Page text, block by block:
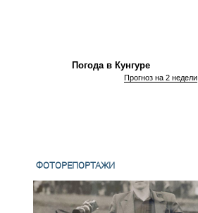
Погода в Кунгуре
Прогноз на 2 недели
ФОТОРЕПОРТАЖИ